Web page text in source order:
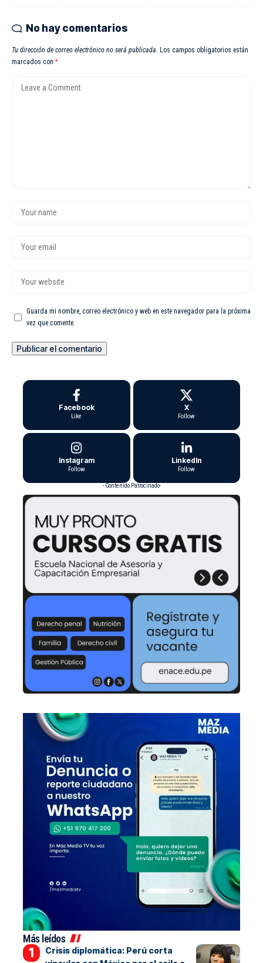
No hay comentarios
Tu dirección de correo electrónico no será publicada. Los campos obligatorios están
marcados con *
Guarda mi nombre, correo electrónico y web en este navegador para la próxima
vez que comente.
Facebook
Like
X
Follow
Instagram
Follow
LinkedIn
Follow
- Contenido Patrocinado-
Más leídos
Crisis diplomática: Perú corta